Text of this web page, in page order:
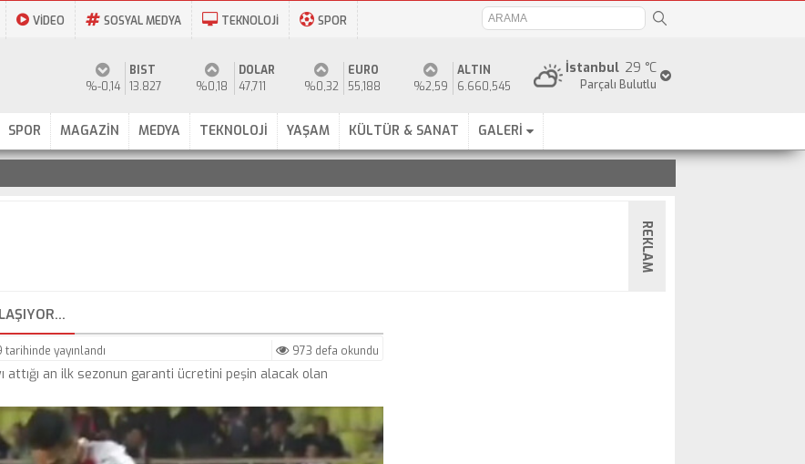
VİDEO SOSYAL MEDYA TEKNOLOJİ SPOR
29 °C
İstanbul
Parçalı Bulutlu
%-0,14
BIST
13.827
%0,18
DOLAR
47,711
%0,32
EURO
55,188
%2,59
ALTIN
6.660,545
SPOR MAGAZİN MEDYA TEKNOLOJİ YAŞAM KÜLTÜR & SANAT GALERİ
REKLAM
973 defa okundu
tarihinde yayınlandı
attığı an ilk sezonun garanti ücretini peşin alacak olan